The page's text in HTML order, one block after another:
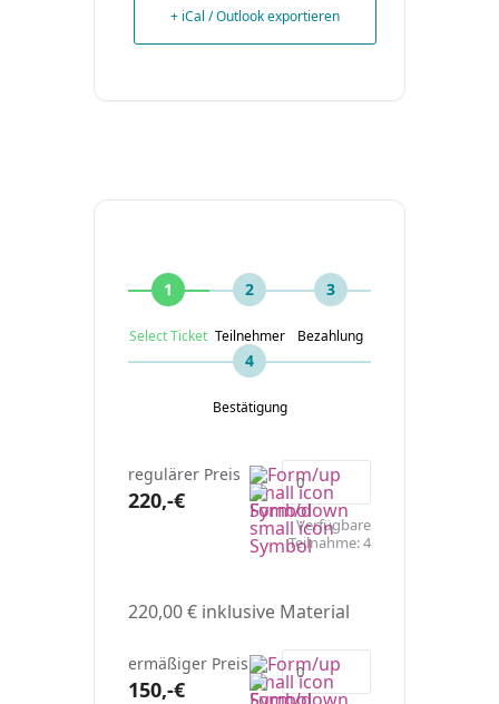
+ iCal / Outlook exportieren
1
Select Ticket
2
Teilnehmer
3
Bezahlung
4
Bestätigung
regulärer Preis
220,-€
Verfügbare
Teilnahme:4
220,00 € inklusive Material
ermäßiger Preis
150,-€